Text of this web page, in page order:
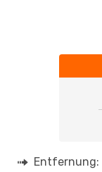
Entfernung: